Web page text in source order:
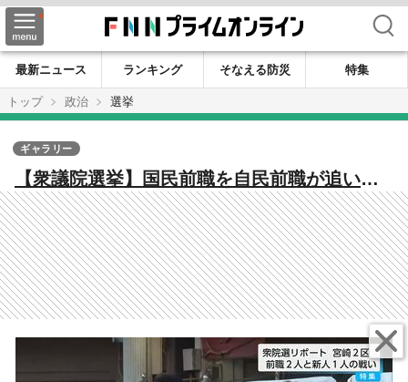
検索
最新ニュース ランキング そなえる防災
特集
トップ
政治 選挙
【衆議院選挙】国民前職を自民前職が追い共
産が続く 宮崎2区は3人による激戦
ギャラリー